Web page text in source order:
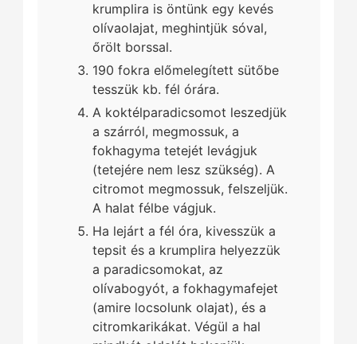
krumplira is öntünk egy kevés
olívaolajat, meghintjük sóval,
őrölt borssal.
190 fokra előmelegített sütőbe
tesszük kb. fél órára.
A koktélparadicsomot leszedjük
a szárról, megmossuk, a
fokhagyma tetejét levágjuk
(tetejére nem lesz szükség). A
citromot megmossuk, felszeljük.
A halat félbe vágjuk.
Ha lejárt a fél óra, kivesszük a
tepsit és a krumplira helyezzük
a paradicsomokat, az
olívabogyót, a fokhagymafejet
(amire locsolunk olajat), és a
citromkarikákat. Végül a hal